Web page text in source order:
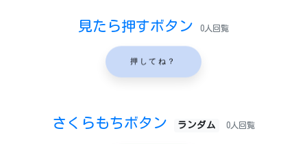
見たら押すボタン 0人回覧
押してね？
さくらもちボタン ランダム 0人回覧